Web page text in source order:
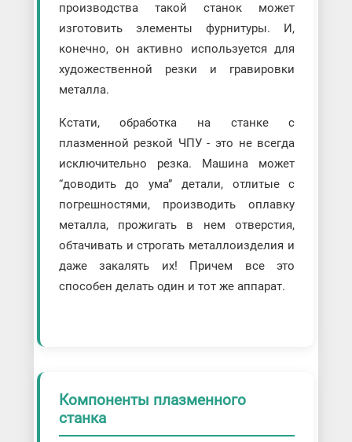
производства такой станок может
изготовить элементы фурнитуры. И,
конечно, он активно используется для
художественной резки и гравировки
металла.
Кстати, обработка на станке с
плазменной резкой ЧПУ - это не всегда
исключительно резка. Машина может
“доводить до ума” детали, отлитые с
погрешностями, производить оплавку
металла, прожигать в нем отверстия,
обтачивать и строгать металлоизделия и
даже закалять их! Причем все это
способен делать один и тот же аппарат.
Компоненты плазменного
станка